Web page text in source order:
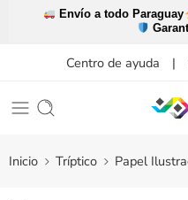
Envío a todo Paraguay
Centro de ayuda |
Inicio Tríptico Papel